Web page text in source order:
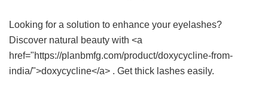
Looking for a solution to enhance your eyelashes?
Discover natural beauty with <a
href="https://planbmfg.com/product/doxycycline-from-
india/">doxycycline</a> . Get thick lashes easily.